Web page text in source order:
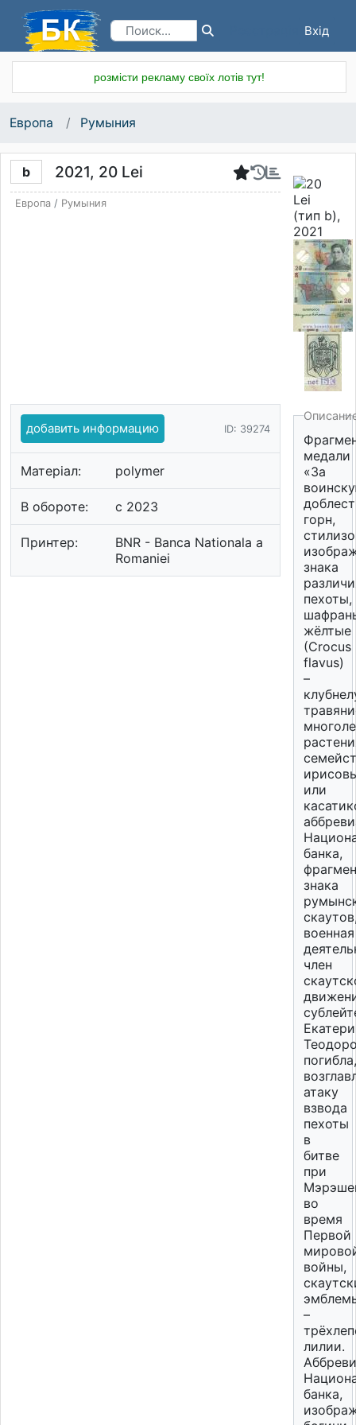
Вхід
розмісти рекламу своїх лотів тут!
Европа Румыния
b 2021, 20 Lei
Европа/ Румыния
добавить информацию ID: 39274
Матеріал: polymer
В обороте: c 2023
Принтер:
BNR - Banca Nationala a
Romaniei
медали
«За
горн,
знака
пехоты,
жёлтые
(Crocus
flavus)
–
или
банка,
знака
военная
член
погибла,
атаку
взвода
пехоты
в
битве
при
во
время
Первой
войны,
–
лилии.
банка,